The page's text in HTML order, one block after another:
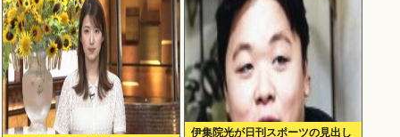
伊集院光が日刊スポーツの見出し